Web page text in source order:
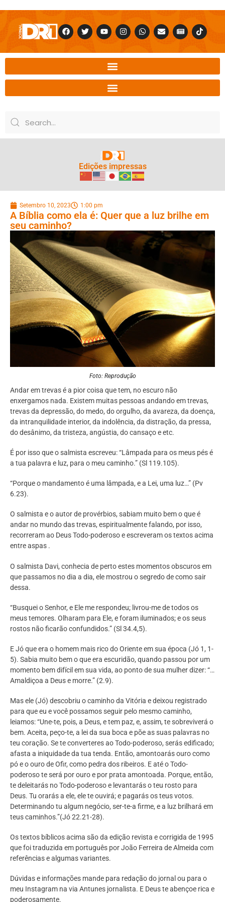
Edições impressas
Setembro 10, 2023 1:00 pm
A Bíblia como ela é: Quer que a luz brilhe em
seu caminho?
Foto: Reprodução
Andar em trevas é a pior coisa que tem, no escuro não
enxergamos nada. Existem muitas pessoas andando em trevas,
trevas da depressão, do medo, do orgulho, da avareza, da doença,
da intranquilidade interior, da indolência, da distração, da pressa,
do desânimo, da tristeza, angústia, do cansaço e etc.
É por isso que o salmista escreveu: “Lâmpada para os meus pés é
a tua palavra e luz, para o meu caminho.” (Sl 119.105).
“Porque o mandamento é uma lâmpada, e a Lei, uma luz…” (Pv
6.23).
O salmista e o autor de provérbios, sabiam muito bem o que é
andar no mundo das trevas, espiritualmente falando, por isso,
recorreram ao Deus Todo-poderoso e escreveram os textos acima
entre aspas .
O salmista Davi, conhecia de perto estes momentos obscuros em
que passamos no dia a dia, ele mostrou o segredo de como sair
dessa.
“Busquei o Senhor, e Ele me respondeu; livrou-me de todos os
meus temores. Olharam para Ele, e foram iluminados; e os seus
rostos não ficarão confundidos.” (Sl 34.4,5).
E Jó que era o homem mais rico do Oriente em sua época (Jó 1, 1-
5). Sabia muito bem o que era escuridão, quando passou por um
momento bem difícil em sua vida, ao ponto de sua mulher dizer: “…
Amaldiçoa a Deus e morre.” (2.9).
Mas ele (Jó) descobriu o caminho da Vitória e deixou registrado
para que eu e você possamos seguir pelo mesmo caminho,
leiamos: “Une-te, pois, a Deus, e tem paz, e, assim, te sobreviverá o
bem. Aceita, peço-te, a lei da sua boca e põe as suas palavras no
teu coração. Se te converteres ao Todo-poderoso, serás edificado;
afasta a iniquidade da tua tenda. Então, amontoarás ouro como
pó e o ouro de Ofir, como pedra dos ribeiros. E até o Todo-
poderoso te será por ouro e por prata amontoada. Porque, então,
te deleitarás no Todo-poderoso e levantarás o teu rosto para
Deus. Tu orarás a ele, ele te ouvirá; e pagarás os teus votos.
Determinando tu algum negócio, ser-te-a firme, e a luz brilhará em
teus caminhos.”(Jó 22.21-28).
Os textos bíblicos acima são da edição revista e corrigida de 1995
que foi traduzida em português por João Ferreira de Almeida com
referências e algumas variantes.
Dúvidas e informações mande para redação do jornal ou para o
meu Instagram na via Antunes jornalista. E Deus te abençoe rica e
poderosamente.